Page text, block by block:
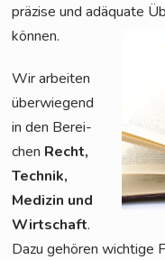
prä­zi­se und adäqua­te
können.
Wir arbei­ten
über­wie­gend
in den Berei­
chen Recht,
Tech­nik,
Medi­zin und
Wirt­schaft.
Dazu gehö­ren wich­ti­ge